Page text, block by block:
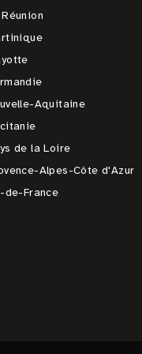
Aquitaine
de la Loire
Alpes-Côte d'Azur
de-France